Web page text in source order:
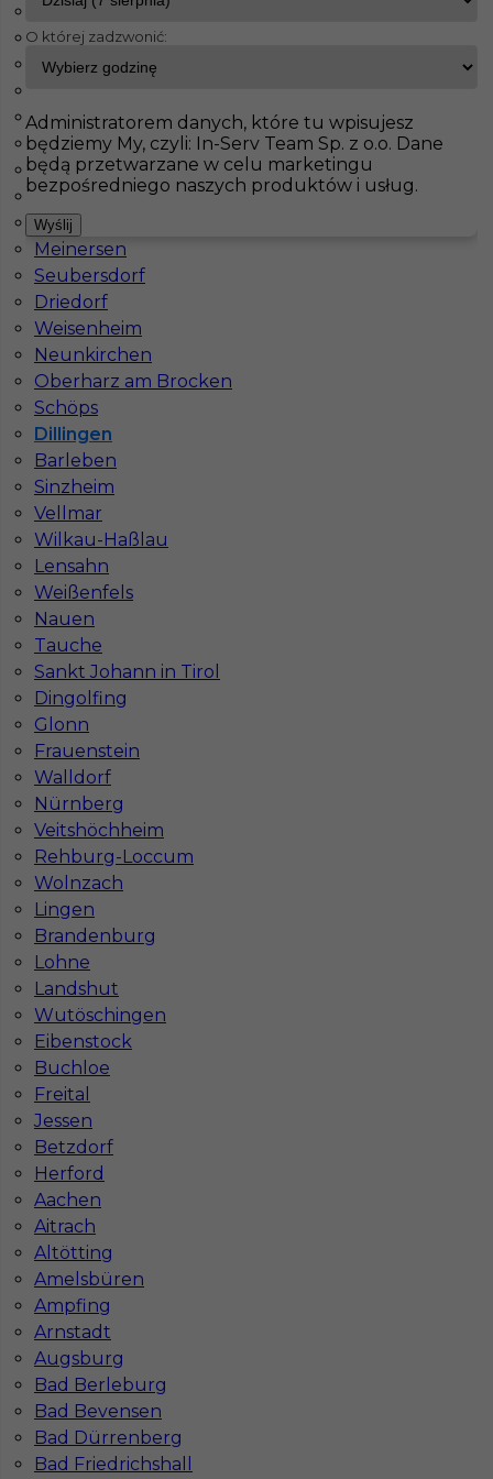
InServ Oferty pracy
Pokaż filtr
Maintal
Haiterbach
Badendorf
Pasenbach
Klettgau
Thale
Bisingen
Schorndorf
Meinersen
Seubersdorf
Driedorf
Weisenheim
Neunkirchen
Oberharz am Brocken
Schöps
Dillingen
Barleben
Sinzheim
Vellmar
Wilkau-Haßlau
Lensahn
Weißenfels
Nauen
Tauche
Sankt Johann in Tirol
Dingolfing
Glonn
Frauenstein
Walldorf
Nürnberg
Veitshöchheim
Rehburg-Loccum
Wolnzach
Lingen
Brandenburg
Lohne
Landshut
Wutöschingen
Eibenstock
Buchloe
Freital
Jessen
Betzdorf
Herford
Aachen
Aitrach
Altötting
Amelsbüren
Ampfing
Arnstadt
Augsburg
Bad Berleburg
Bad Bevensen
Bad Dürrenberg
Bad Friedrichshall
Praca za granicą - betoniarz (m/k)
Kategoria Prace budowlane
Lokalizacja Dillingen
Wymagane języki
Stawka 21 - 23 € / h
Prace ziemne w Niemczech
Kategoria Pracownicy fizyczni
Lokalizacja Dillingen ,
Wymagane języki
Stawka 19 - 21 € / h
1
Znaleziono 2 wyników
Jak znaleźć pracę za granicą?
Czy praca Niemcy na budowie nadal się
opłaca przy obecnych kosztach życia?
Gdzie do pracy za granicę?
O której zadzwonić:
Administratorem danych, które tu wpisujesz
będziemy My, czyli: In-Serv Team Sp. z o.o. Dane
będą przetwarzane w celu marketingu
bezpośredniego naszych produktów i usług.
Wyślij